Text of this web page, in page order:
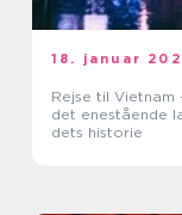
18. januar
Rejse til Vietnam
det enestående
dets historie